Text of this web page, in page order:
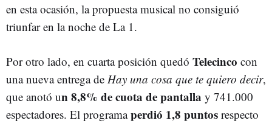
en esta ocasión, la propuesta musical no consiguió
triunfar en la noche de La 1.
Por otro lado, en cuarta posición quedó Telecinco con
una nueva entrega de Hay una cosa que te quiero decir,
que anotó un 8,8% de cuota de pantalla y 741.000
espectadores. El programaperdió 1,8 puntos respecto